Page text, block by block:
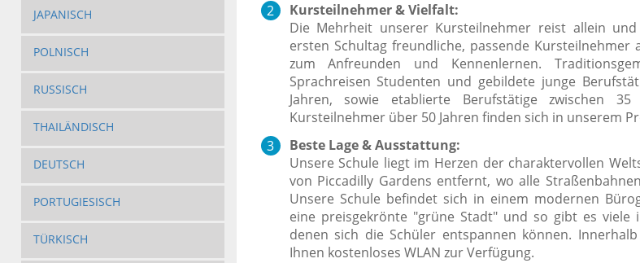
JAPANISCH
POLNISCH
RUSSISCH
THAILÄNDISCH
DEUTSCH
PORTUGIESISCH
TÜRKISCH
Kursteilnehmer & Vielfalt:
Die Mehrheit unserer Kursteilnehmer reist allein
ersten Schultag freundliche, passende Kursteilnehmer
zum Anfreunden und Kennenlernen.
Sprachreisen Studenten und gebildete junge
Jahren, sowie etablierte Berufstätige zwischen
Kursteilnehmer über 50 Jahren finden sich in unserem
Beste Lage & Ausstattung:
Unsere Schule liegt im Herzen der charaktervollen
von Piccadilly Gardens entfernt, wo alle
Unsere Schule befindet sich in einem modernen
eine preisgekrönte "grüne Stadt" und so gibt es viele
denen sich die Schüler entspannen können.
Ihnen kostenloses WLAN zur Verfügung.